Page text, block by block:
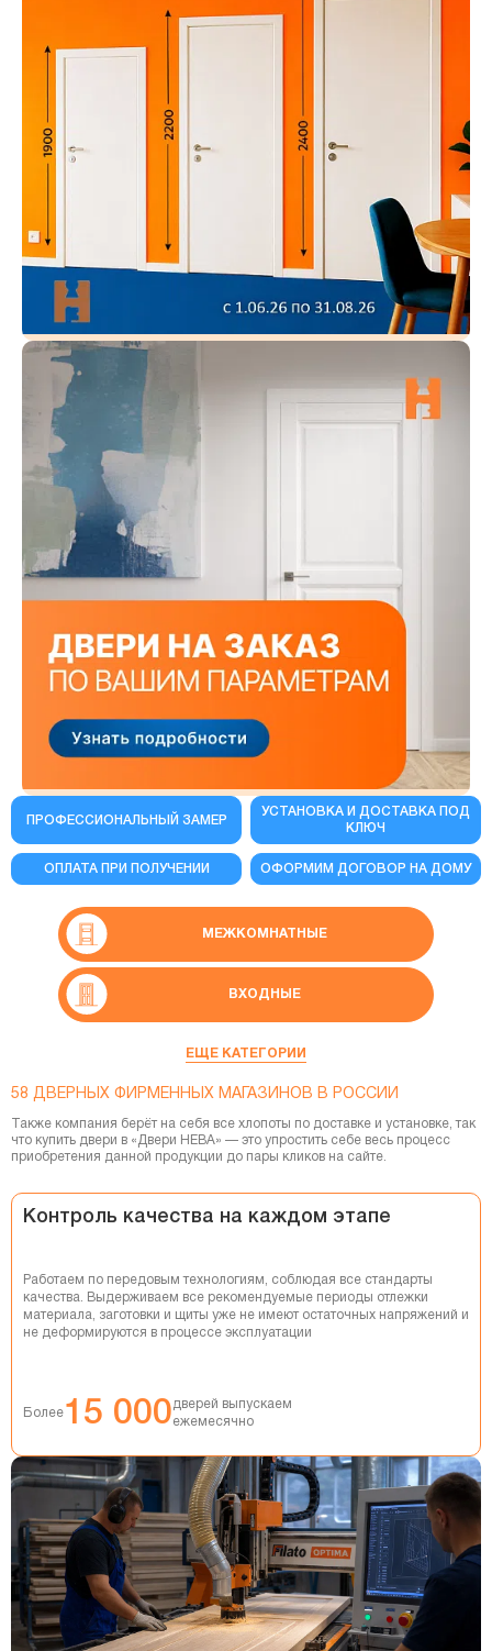
ПРОФЕССИОНАЛЬНЫЙ ЗАМЕР
УСТАНОВКА И ДОСТАВКА ПОД
КЛЮЧ
ОПЛАТА ПРИ ПОЛУЧЕНИИ ОФОРМИМ ДОГОВОР НА ДОМУ
МЕЖКОМНАТНЫЕ
ВХОДНЫЕ
СКРЫТЫЕ ДВЕРИ
СМАРТ-СИСТЕМЫ
ФУРНИТУРА
ПЕРЕГОРОДКИ
ПЛИНТУСЫ
НАТЯЖНЫЕ ПОТОЛКИ
РЕМОНТ КВАРТИР
ЕЩЕ КАТЕГОРИИ
58 ДВЕРНЫХ ФИРМЕННЫХ МАГАЗИНОВ В РОССИИ
Также компания берёт на себя все хлопоты по доставке и установке, так
что купить двери в «Двери НЕВА» — это упростить себе весь процесс
приобретения данной продукции до пары кликов на сайте.
Контроль качества на каждом этапе
Работаем по передовым технологиям, соблюдая все стандарты
качества. Выдерживаем все рекомендуемые периоды отлежки
материала, заготовки и щиты уже не имеют остаточных напряжений и
не деформируются в процессе эксплуатации
Более15 000дверей выпускаем
ежемесячно